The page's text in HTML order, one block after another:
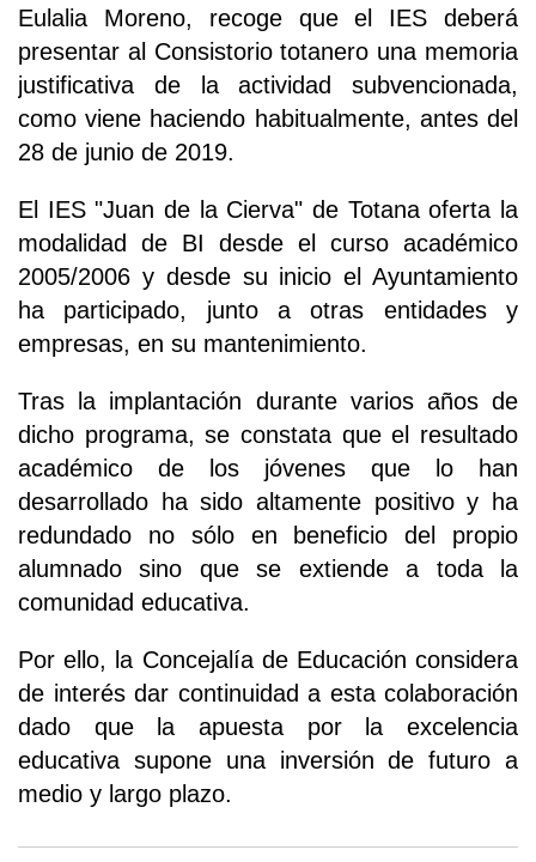
Eulalia Moreno, recoge que el IES deberá
presentar al Consistorio totanero una memoria
justificativa de la actividad subvencionada,
como viene haciendo habitualmente, antes del
28 de junio de 2019.
El IES "Juan de la Cierva" de Totana oferta la
modalidad de BI desde el curso académico
2005/2006 y desde su inicio el Ayuntamiento
ha participado, junto a otras entidades y
empresas, en su mantenimiento.
Tras la implantación durante varios años de
dicho programa, se constata que el resultado
académico de los jóvenes que lo han
desarrollado ha sido altamente positivo y ha
redundado no sólo en beneficio del propio
alumnado sino que se extiende a toda la
comunidad educativa.
Por ello, la Concejalía de Educación considera
de interés dar continuidad a esta colaboración
dado que la apuesta por la excelencia
educativa supone una inversión de futuro a
medio y largo plazo.